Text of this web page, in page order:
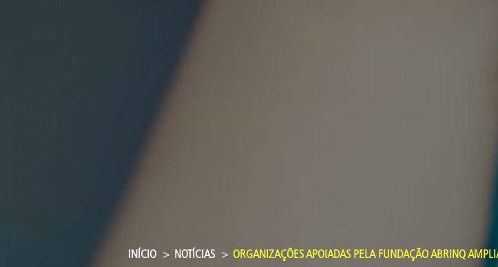
INÍCIO NOTÍCIAS ORGANIZAÇÕES APOIADAS PELA FUNDAÇÃO ABRINQ